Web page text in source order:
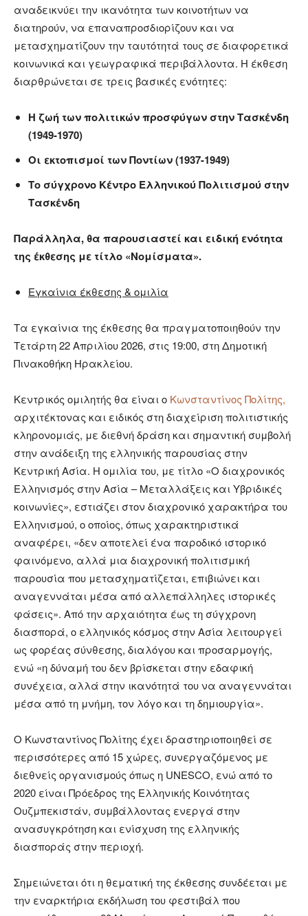
αναδεικνύει την ικανότητα των κοινοτήτων να
διατηρούν, να επαναπροσδιορίζουν και να
μετασχηματίζουν την ταυτότητά τους σε διαφορετικά
κοινωνικά και γεωγραφικά περιβάλλοντα. Η έκθεση
διαρθρώνεται σε τρεις βασικές ενότητες:
Η ζωή των πολιτικών προσφύγων στην Τασκένδη
(1949-1970)
Οι εκτοπισμοί των Ποντίων (1937-1949)
Το σύγχρονο Κέντρο Ελληνικού Πολιτισμού στην
Τασκένδη
Παράλληλα, θα παρουσιαστεί και ειδική ενότητα
της έκθεσης με τίτλο «Νομίσματα».
Εγκαίνια έκθεσης & ομιλία
Τα εγκαίνια της έκθεσης θα πραγματοποιηθούν την
Τετάρτη 22 Απριλίου 2026, στις 19:00, στη Δημοτική
Πινακοθήκη Ηρακλείου.
Κεντρικός ομιλητής θα είναι ο Κωνσταντίνος Πολίτης,
αρχιτέκτονας και ειδικός στη διαχείριση πολιτιστικής
κληρονομιάς, με διεθνή δράση και σημαντική συμβολή
στην ανάδειξη της ελληνικής παρουσίας στην
Κεντρική Ασία. Η ομιλία του, με τίτλο «Ο διαχρονικός
Ελληνισμός στην Ασία – Μεταλλάξεις και Υβριδικές
κοινωνίες», εστιάζει στον διαχρονικό χαρακτήρα του
Ελληνισμού, ο οποίος, όπως χαρακτηριστικά
αναφέρει, «δεν αποτελεί ένα παροδικό ιστορικό
φαινόμενο, αλλά μια διαχρονική πολιτισμική
παρουσία που μετασχηματίζεται, επιβιώνει και
αναγεννάται μέσα από αλλεπάλληλες ιστορικές
φάσεις». Από την αρχαιότητα έως τη σύγχρονη
διασπορά, ο ελληνικός κόσμος στην Ασία λειτουργεί
ως φορέας σύνθεσης, διαλόγου και προσαρμογής,
ενώ «η δύναμή του δεν βρίσκεται στην εδαφική
συνέχεια, αλλά στην ικανότητά του να αναγεννάται
μέσα από τη μνήμη, τον λόγο και τη δημιουργία».
Ο Κωνσταντίνος Πολίτης έχει δραστηριοποιηθεί σε
περισσότερες από 15 χώρες, συνεργαζόμενος με
διεθνείς οργανισμούς όπως η UNESCO, ενώ από το
2020 είναι Πρόεδρος της Ελληνικής Κοινότητας
Ουζμπεκιστάν, συμβάλλοντας ενεργά στην
ανασυγκρότηση και ενίσχυση της ελληνικής
διασποράς στην περιοχή.
Σημειώνεται ότι η θεματική της έκθεσης συνδέεται με
την εναρκτήρια εκδήλωση του φεστιβάλ που